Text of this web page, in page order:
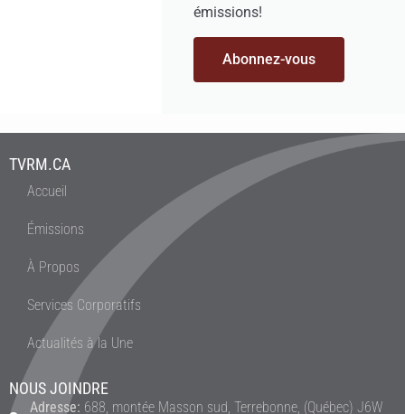
émissions!
Abonnez-vous
TVRM.CA
Accueil
Émissions
À Propos
Services Corporatifs
Actualités à la Une
NOUS JOINDRE
Adresse: 688, montée Masson sud, Terrebonne, (Québec) J6W